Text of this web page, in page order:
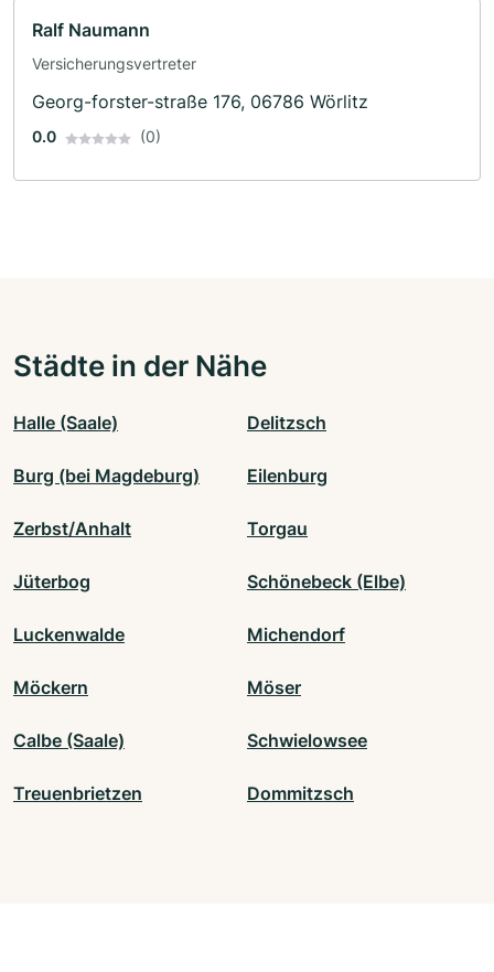
Ralf Naumann
Versicherungsvertreter
Georg-forster-straße 176, 06786 Wörlitz
0.0 (0)
Städte in der Nähe
Halle (Saale) Delitzsch
Burg (bei Magdeburg) Eilenburg
Zerbst/Anhalt Torgau
Jüterbog Schönebeck (Elbe)
Luckenwalde Michendorf
Möckern Möser
Calbe (Saale) Schwielowsee
Treuenbrietzen Dommitzsch